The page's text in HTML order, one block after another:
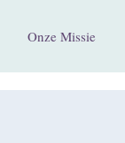
Onze Missie